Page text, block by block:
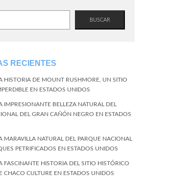
BUSCAR
RECIENTES
HISTORIA DE MOUNT RUSHMORE, UN SITIO
EN ESTADOS UNIDOS
IMPRESIONANTE BELLEZA NATURAL DEL
DEL GRAN CAÑÓN NEGRO EN ESTADOS
MARAVILLA NATURAL DEL PARQUE NACIONAL
PETRIFICADOS EN ESTADOS UNIDOS
FASCINANTE HISTORIA DEL SITIO HISTÓRICO
CHACO CULTURE EN ESTADOS UNIDOS